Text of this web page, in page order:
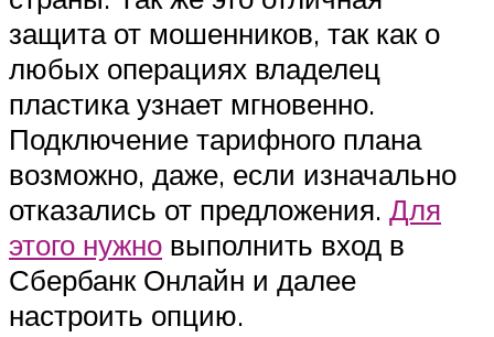
защита от мошенников, так как о
любых операциях владелец
пластика узнает мгновенно.
Подключение тарифного плана
возможно, даже, если изначально
отказались от предложения. Для
этого нужно выполнить вход в
Сбербанк Онлайн и далее
настроить опцию.